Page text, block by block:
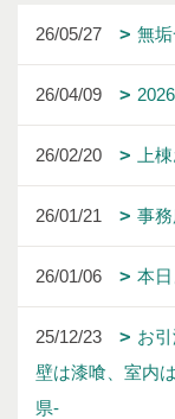
26/05/27 無
26/04/09
26/02/20 上
26/01/21 事
26/01/06 本
25/12/23
お
壁は漆喰、室内
県-